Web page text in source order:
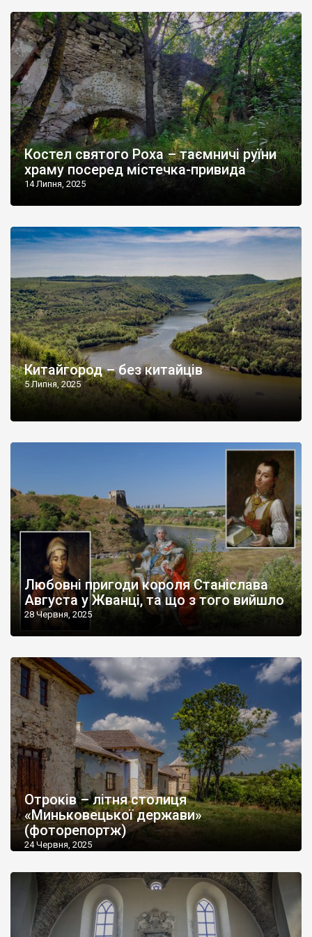
Костел святого Роха – таємничі руїни
храму посеред містечка-привида
14 Липня, 2025
Китайгород – без китайців
5 Липня, 2025
Любовні пригоди короля Станіслава
Августа у Жванці, та що з того вийшло
28 Червня, 2025
Отроків – літня столиця
«Миньковецької держави»
(фоторепортж)
24 Червня, 2025